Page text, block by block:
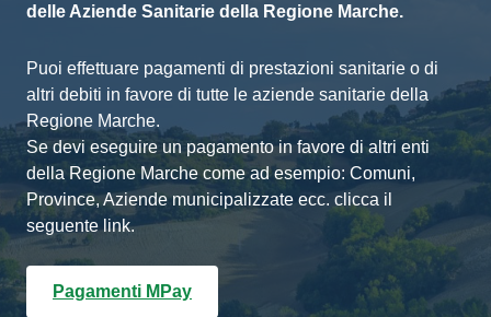
delle Aziende Sanitarie della Regione Marche.
Puoi effettuare pagamenti di prestazioni sanitarie o di
altri debiti in favore di tutte le aziende sanitarie della
Regione Marche.
Se devi eseguire un pagamento in favore di altri enti
della Regione Marche come ad esempio: Comuni,
Province, Aziende municipalizzate ecc. clicca il
seguente link.
Pagamenti MPay